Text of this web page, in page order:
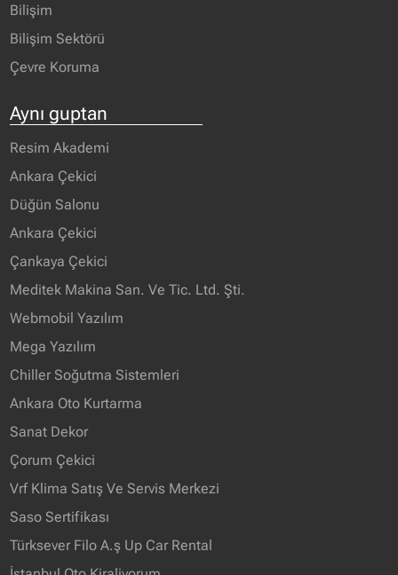
Bilişim
Bilişim Sektörü
Çevre Koruma
Aynı guptan
Resim Akademi
Ankara Çekici
Düğün Salonu
Ankara Çekici
Çankaya Çekici
Meditek Makina San. Ve Tic. Ltd. Şti.
Webmobil Yazılım
Mega Yazılım
Chiller Soğutma Sistemleri
Ankara Oto Kurtarma
Sanat Dekor
Çorum Çekici
Vrf Klima Satış Ve Servis Merkezi
Saso Sertifikası
Türksever Filo A.ş Up Car Rental